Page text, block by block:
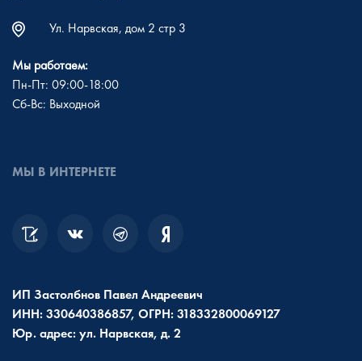
Ул. Нарвская, дом 2 стр 3
Мы работаем:
Пн-Пт: 09:00-18:00
Сб-Вс: Выходной
МЫ В ИНТЕРНЕТЕ
ИП Застолбнов Павел Андреевич
ИНН: 330640386857, ОГРН: 318332800069127
Юр. адрес: ул. Нарвская, д. 2